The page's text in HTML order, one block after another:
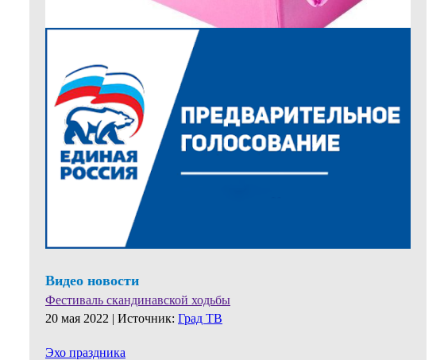
Видео новости
Фестиваль скандинавской ходьбы
20 мая 2022 | Источник: Град ТВ
Эхо праздника